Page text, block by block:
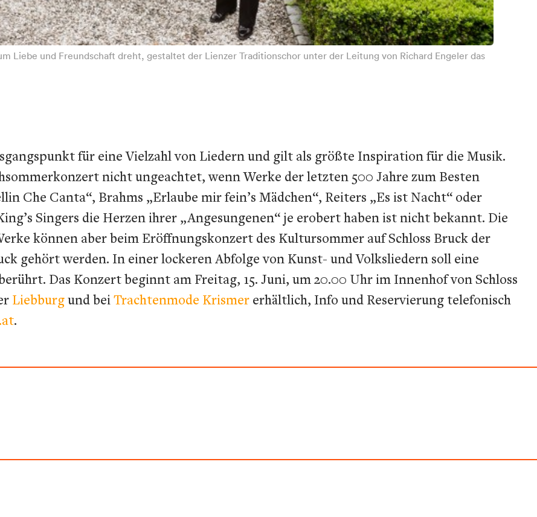
Liebe und Freundschaft dreht, gestaltet der Lienzer Traditionschor unter der Leitung von Richard Engeler das
für eine Vielzahl von Liedern und gilt als größte Inspiration für die Musik.
nicht ungeachtet, wenn Werke der letzten 500 Jahre zum Besten
Che Canta“, Brahms „Erlaube mir fein’s Mädchen“, Reiters „Es ist Nacht“ oder
Singers die Herzen ihrer „Angesungenen“ je erobert haben ist nicht bekannt. Die
können aber beim Eröffnungskonzert des Kultursommer auf Schloss Bruck der
gehört werden. In einer lockeren Abfolge von Kunst- und Volksliedern soll eine
Das Konzert beginnt am Freitag, 15. Juni, um 20.00 Uhr im Innenhof von Schloss
Liebburgund bei Trachtenmode Krismer erhältlich, Info und Reservierung telefonisch
.